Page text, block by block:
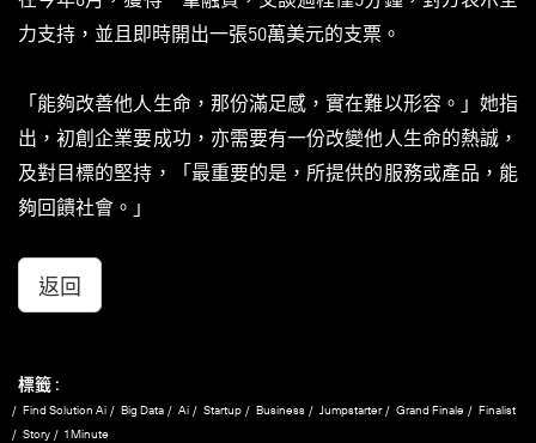
力支持，並且即時開出一張50萬美元的支票。
「能夠改善他人生命，那份滿足感，實在難以形容。」她指
出，初創企業要成功，亦需要有一份改變他人生命的熱誠，
及對目標的堅持，「最重要的是，所提供的服務或產品，能
夠回饋社會。」
返回
標籤 :
Find Solution Ai Big Data Ai Startup Business Jumpstarter Grand Finale
Finalist
Story
1 Minute